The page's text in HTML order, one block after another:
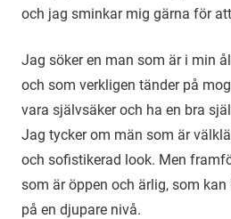
och jag sminkar mig gärna för
Jag söker en man som är i min
och som verkligen tänder på
vara självsäker och ha en bra
Jag tycker om män som är
och sofistikerad look. Men
som är öppen och ärlig, som
på en djupare nivå.